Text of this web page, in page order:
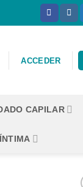
ACCEDER
CAPILAR